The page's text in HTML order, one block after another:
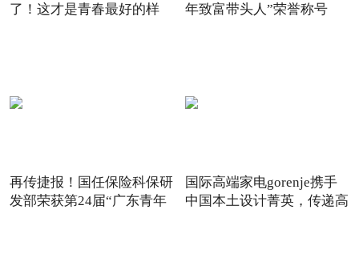
了！这才是青春最好的样
年致富带头人”荣誉称号
再传捷报！国任保险科保研
发部荣获第24届“广东青年
国际高端家电gorenje携手
中国本土设计菁英，传递高